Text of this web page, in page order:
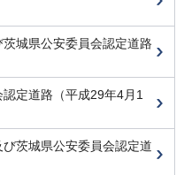
城県公安委員会認定道路
定道路（平成29年4月1
茨城県公安委員会認定道